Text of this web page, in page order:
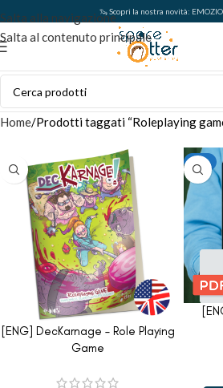
Salta alla navigazione
Salta al contenuto principale
🦦 Scopri la nostra novità:
Home Prodotti taggati “Roleplaying
[ENG] DecKarnage – Role Playing
Game
PDF